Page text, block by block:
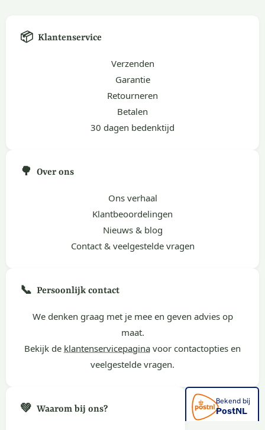
📦 Klantenservice
Verzenden
Garantie
Retourneren
Betalen
30 dagen bedenktijd
🌳 Over ons
Ons verhaal
Klantbeoordelingen
Nieuws & blog
Contact & veelgestelde vragen
📞 Persoonlijk contact
We denken graag met je mee en geven advies op
maat.
Bekijk de klantenservicepagina voor contactopties en
veelgestelde vragen.
💚 Waarom bij ons?